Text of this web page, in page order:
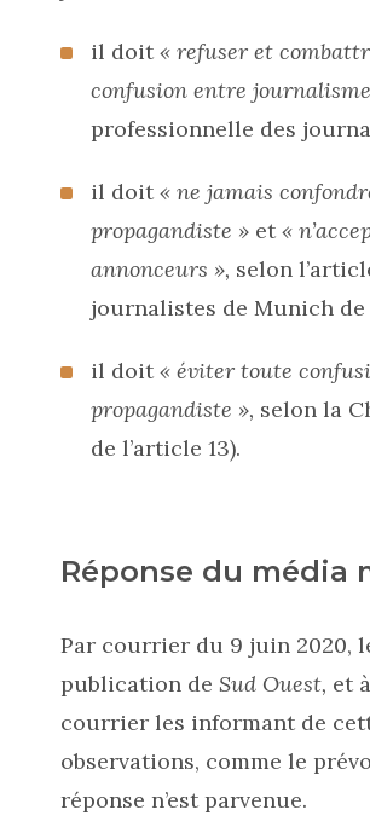
il doit« refuser et
confusion entre
professionnelle des
il doit« ne jamais
propagandiste » et«
annonceurs », selon
journalistes de Munich de
il doit« éviter toute
propagandiste », selon la
de l’article 13).
Réponse du média
Par courrier du 9 juin 2020,
publication de Sud Ouest, et
courrier les informant de
observations, comme le
réponse n’est parvenue.